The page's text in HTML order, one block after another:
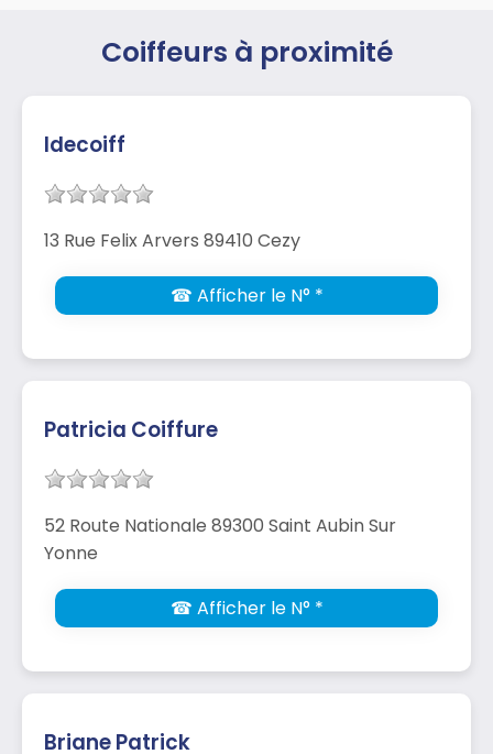
Coiffeurs à proximité
Idecoiff
13 Rue Felix Arvers 89410 Cezy
☎ Afficher le N° *
Patricia Coiffure
52 Route Nationale 89300 Saint Aubin Sur
Yonne
☎ Afficher le N° *
Briane Patrick